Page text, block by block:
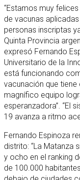
“Estamos muy
de vacunas
personas inscriptas
Quinta Provincia
expresó Fernando
Universitario de la
está funcionando
vacunación que tiene
magnífico equipo
esperanzadora”. “El
19 avanza a ritmo
Fernando Espinoza
distrito: “La Matanza
y ocho en el ranking
de 100.000